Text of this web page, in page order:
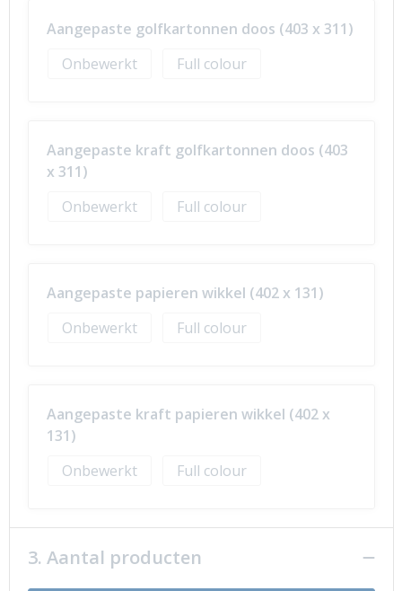
Aangepaste golfkartonnen doos (403 x 311)
Onbewerkt
Full colour
Aangepaste kraft golfkartonnen doos (403
x 311)
Onbewerkt
Full colour
Aangepaste papieren wikkel (402 x 131)
Onbewerkt
Full colour
Aangepaste kraft papieren wikkel (402 x
131)
Onbewerkt
Full colour
3. Aantal producten